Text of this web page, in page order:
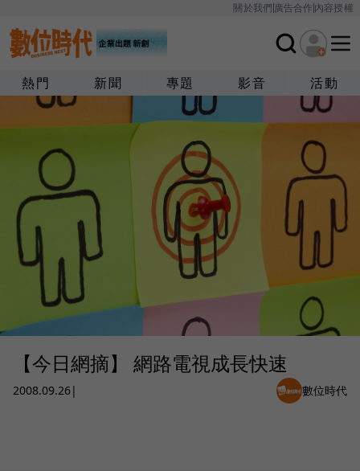
關於我們廣告合作內容授權
熱門 新聞 專題 影音 活動
【今日網摘】 網路電視成長快速
2008.09.26| 數位時代